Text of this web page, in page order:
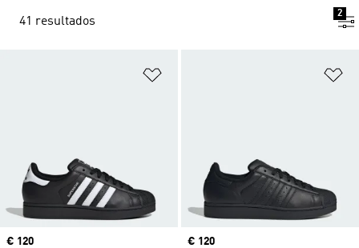
41 resultados
2
Precio
€ 120
Precio
€ 120